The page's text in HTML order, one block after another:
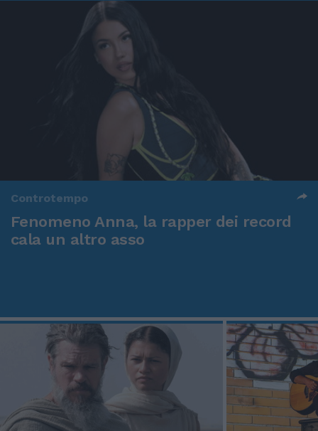
Controtempo
Fenomeno Anna, la rapper dei record
cala un altro asso